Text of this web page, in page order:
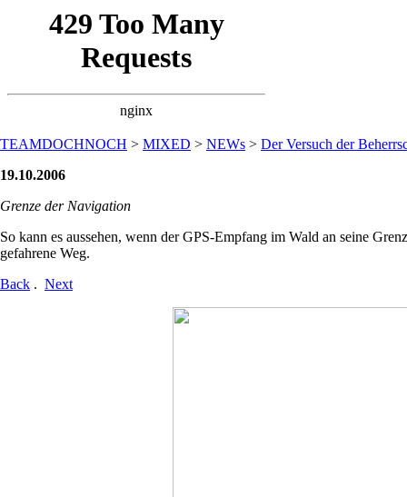
TEAMDOCHNOCH > MIXED > NEWs > Der Versuch der
19.10.2006
Grenze der Navigation
So kann es aussehen, wenn der GPS-Empfang im Wald an seine
gefahrene Weg.
Back . Next